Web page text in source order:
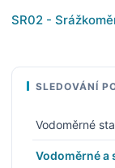
SR02 -
SLEDOVÁNÍ
Vodoměrné
Vodoměrné a